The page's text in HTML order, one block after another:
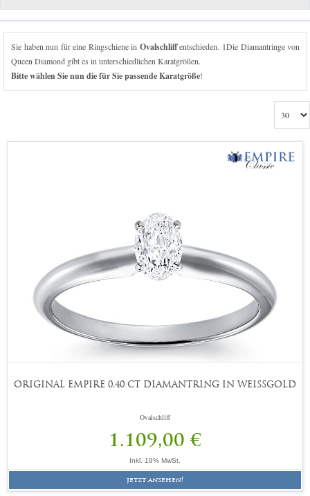
Sie haben nun für eine Ringschiene in Ovalschliffentschieden. 1Die Diamantringe von
Queen Diamond gibt es in unterschiedlichen Karatgrößen.
Bitte wählen Sie nun die für Sie passende Karatgröße!
ORIGINAL EMPIRE 0,40 CT DIAMANTRING IN WEISSGOLD
Ovalschliff
1.109,00 €
Inkl. 19% MwSt.
jetzt ansehen!